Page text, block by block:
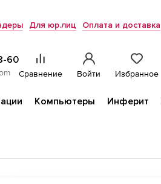
Для юр.лиц Оплата и доставка
60
Сравнение Войти Избранное
Компьютеры Инферит